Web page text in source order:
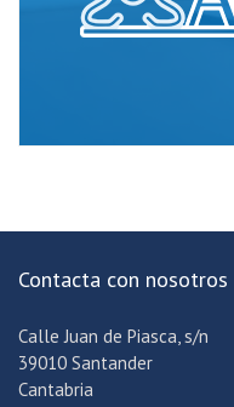
Contacta con nosotros
Calle Juan de Piasca, s/n
39010 Santander
Cantabria